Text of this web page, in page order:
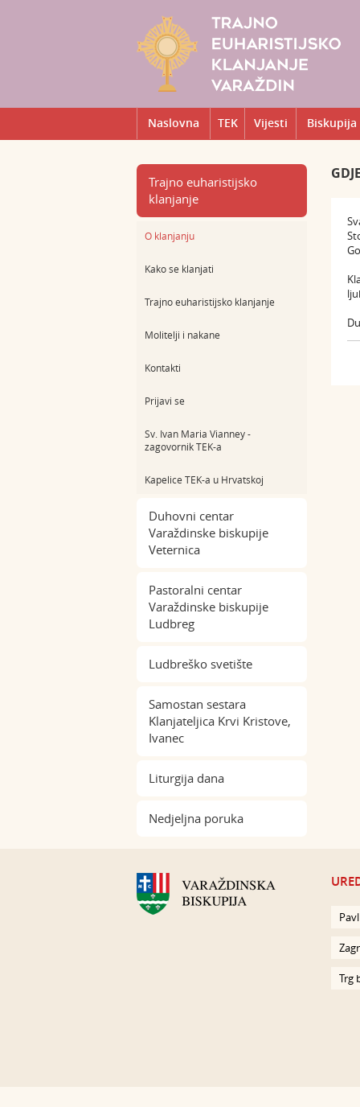
Naslovna TEK Vijesti Biskupija
Trajno euharistijsko
klanjanje
O klanjanju
Kako se klanjati
Trajno euharistijsko klanjanje
Molitelji i nakane
Kontakti
Prijavi se
Sv. Ivan Maria Vianney -
zagovornik TEK-a
Kapelice TEK-a u Hrvatskoj
Duhovni centar
Varaždinske biskupije
Veternica
Pastoralni centar
Varaždinske biskupije
Ludbreg
Ludbreško svetište
Samostan sestara
Klanjateljica Krvi Kristove,
Ivanec
Liturgija dana
Nedjeljna poruka
Trg